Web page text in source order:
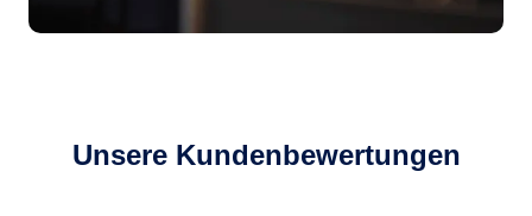
Unsere Kundenbewertungen